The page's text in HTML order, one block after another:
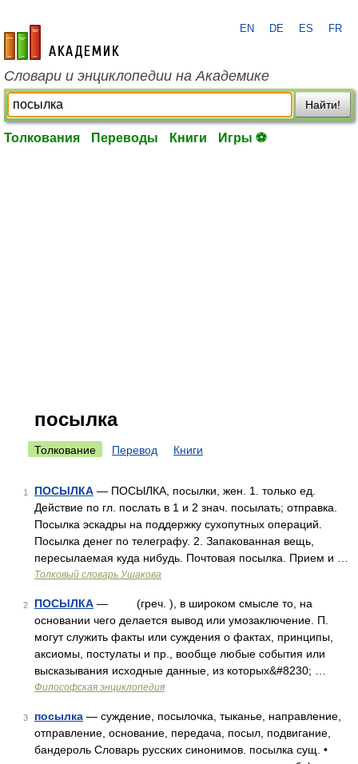
academic.ru
EN DE ES FR
Словари и энциклопедии на Академике
Найти!
Толкования Переводы Книги Игры ⚽
посылка
Толкование Перевод Книги
1 ПОСЫЛКА — ПОСЫЛКА, посылки, жен. 1. только ед.
Действие по гл. послать в 1 и 2 знач. посылать; отправка.
Посылка эскадры на поддержку сухопутных операций.
Посылка денег по телеграфу. 2. Запакованная вещь,
пересылаемая куда нибудь. Почтовая посылка. Прием и …
Толковый словарь Ушакова
2 ПОСЫЛКА — (греч. ), в широком смысле то, на
основании чего делается вывод или умозаключение. П.
могут служить факты или суждения о фактах, принципы,
аксиомы, постулаты и пр., вообще любые события или
высказывания исходные данные, из которых&#8230; …
Философская энциклопедия
3 посылка — суждение, посылочка, тыканье, направление,
отправление, основание, передача, посыл, подвигание,
бандероль Словарь русских синонимов. посылка сущ. •